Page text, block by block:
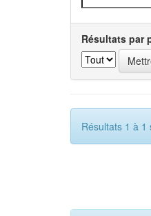
Résultats par
Résultats 1 à 1